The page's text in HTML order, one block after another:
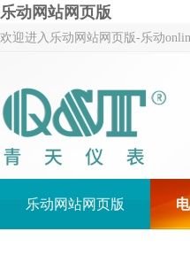
乐动网站网页版
欢迎进入乐动网站网页版-乐动
乐动网站网页版